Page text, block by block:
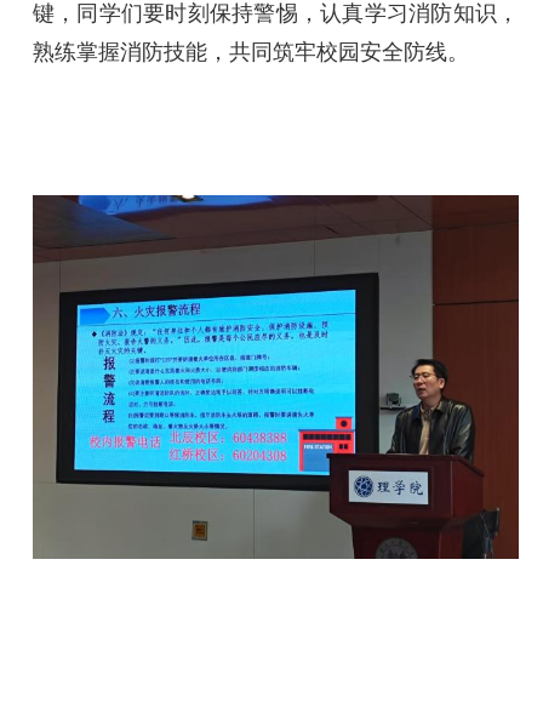
键，同学们要时刻保持警惕，认真学习消防知识，
熟练掌握消防技能，共同筑牢校园安全防线。